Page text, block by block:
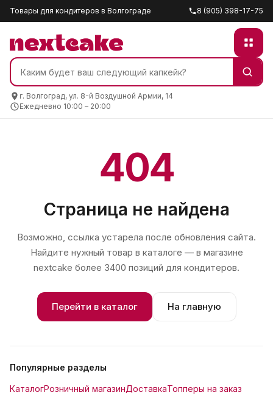
Товары для кондитеров в Волгограде 8 (905) 398-17-75
г. Волгоград, ул. 8-й Воздушной Армии, 14
Ежедневно 10:00 – 20:00
404
Страница не найдена
Возможно, ссылка устарела после обновления сайта.
Найдите нужный товар в каталоге — в магазине
nextcake более 3400 позиций для кондитеров.
Перейти в каталог На главную
Популярные разделы
КаталогРозничный магазинДоставкаТопперы на заказ